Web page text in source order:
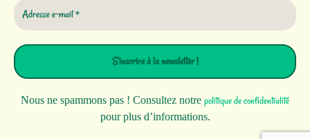
Refuser
Voir les préférences
Politique de confidentialitéPolitique de confidentialité
Nous ne spammons pas ! Consultez notre politique de confidentialité
pour plus d’informations.